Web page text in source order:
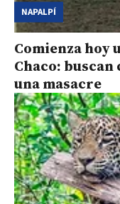
NAPALPÍ
Comienza
Chaco:
una masacre